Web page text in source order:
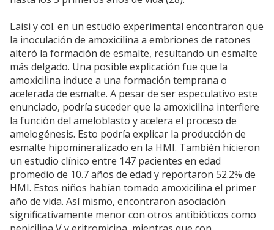
Laisi y col. en un estudio experimental encontraron que
la inoculación de amoxicilina a embriones de ratones
alteró la formación de esmalte, resultando un esmalte
más delgado. Una posible explicación fue que la
amoxicilina induce a una formación temprana o
acelerada de esmalte. A pesar de ser especulativo este
enunciado, podría suceder que la amoxicilina interfiere
la función del ameloblasto y acelera el proceso de
amelogénesis. Esto podría explicar la producción de
esmalte hipomineralizado en la HMI. También hicieron
un estudio clínico entre 147 pacientes en edad
promedio de 10.7 años de edad y reportaron 52.2% de
HMI. Estos niños habían tomado amoxicilina el primer
año de vida. Así mismo, encontraron asociación
significativamente menor con otros antibióticos como